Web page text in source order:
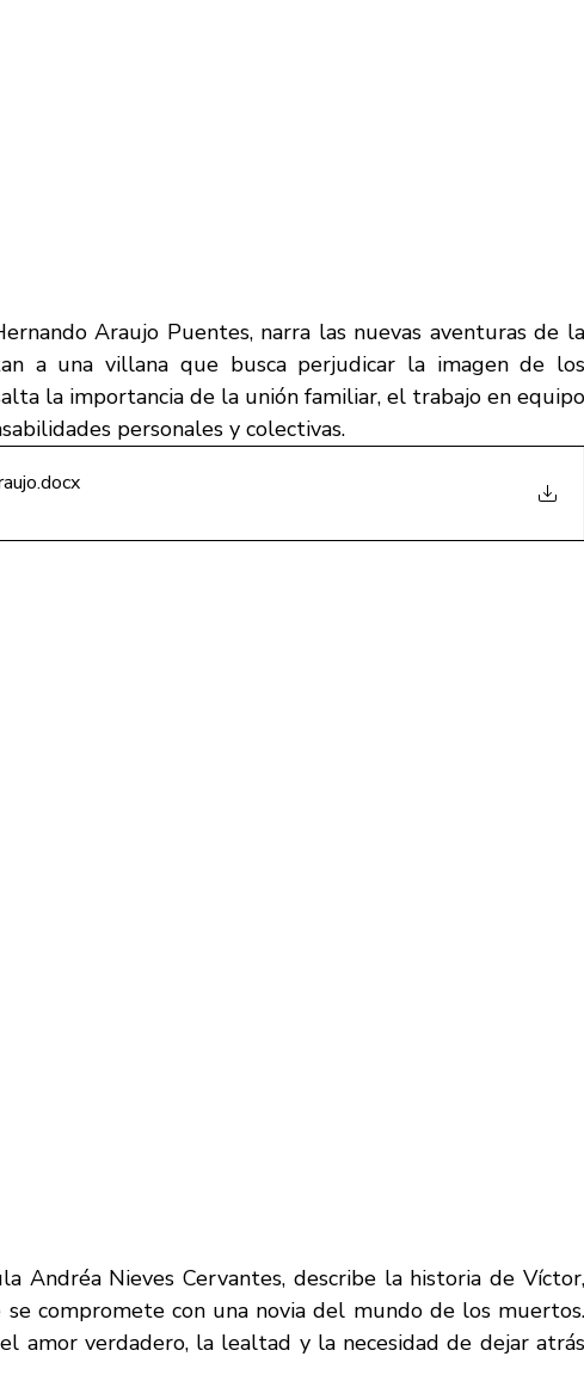
Araujo Puentes, narra las nuevas aventuras de la
a una villana que busca perjudicar la imagen de los
la importancia de la unión familiar, el trabajo en equipo
personales y colectivas.
.docx
Andréa Nieves Cervantes, describe la historia de Víctor,
compromete con una novia del mundo de los muertos.
amor verdadero, la lealtad y la necesidad de dejar atrás